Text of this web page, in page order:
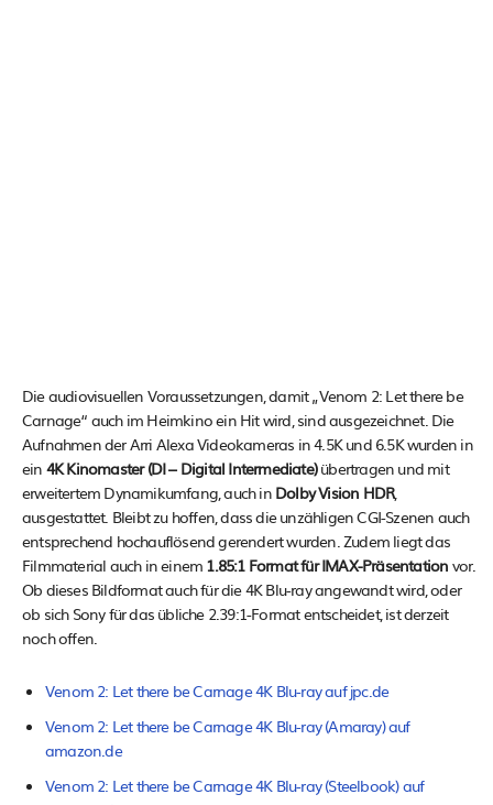
Die audiovisuellen Voraussetzungen, damit „Venom 2: Let there be
Carnage“ auch im Heimkino ein Hit wird, sind ausgezeichnet. Die
Aufnahmen der Arri Alexa Videokameras in 4.5K und 6.5K wurden in
ein 4K Kinomaster (DI – Digital Intermediate)übertragen und mit
erweitertem Dynamikumfang, auch inDolby Vision HDR,
ausgestattet. Bleibt zu hoffen, dass die unzähligen CGI-Szenen auch
entsprechend hochauflösend gerendert wurden. Zudem liegt das
Filmmaterial auch in einem 1.85:1 Format für IMAX-Präsentation vor.
Ob dieses Bildformat auch für die 4K Blu-ray angewandt wird, oder
ob sich Sony für das übliche 2.39:1-Format entscheidet, ist derzeit
noch offen.
Venom 2: Let there be Carnage 4K Blu-ray auf jpc.de
Venom 2: Let there be Carnage 4K Blu-ray (Amaray) auf
amazon.de
Venom 2: Let there be Carnage 4K Blu-ray (Steelbook) auf